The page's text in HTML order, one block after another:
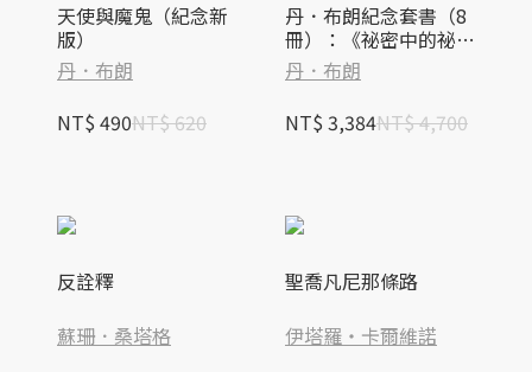
天使與魔鬼（紀念新
版）
丹．布朗
NT$ 490NT$ 620
丹．布朗紀念套書（8
冊）：《祕密中的祕
密》《天使與魔鬼》
《達文西密碼》《失落
的符號》《地獄》《起
源》
丹．布朗
NT$ 3,384NT$ 4,700
反詮釋
蘇珊．桑塔格
聖喬凡尼那條路
伊塔羅‧卡爾維諾